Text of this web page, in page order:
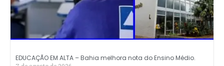
EDUCAÇÃO EM ALTA – Bahia melhora nota do Ensino Médio.